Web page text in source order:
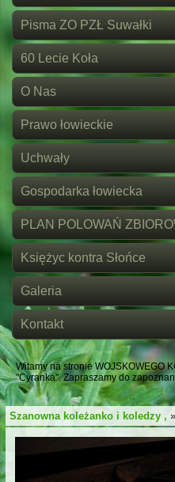
Pisma ZO PZŁ Suwałki
60 Lecie Koła
O Nas
Prawo łowieckie
Uchwały
Gospodarka łowiecka
PLAN POLOWAŃ
Księżyc kontra Słońce
Galeria
Kontakt
Witamy na stronie WOJSKOWEGO
"Cyranka". Zapraszamy do
Szanowna koleżanko i koledzy , »